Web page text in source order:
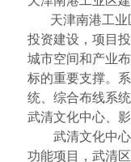
天津南港工业
投资建设，项目
城市空间和产业
标的重要支撑。
统、综合布线系
武清文化中心、
武清文化中心
功能项目，武清